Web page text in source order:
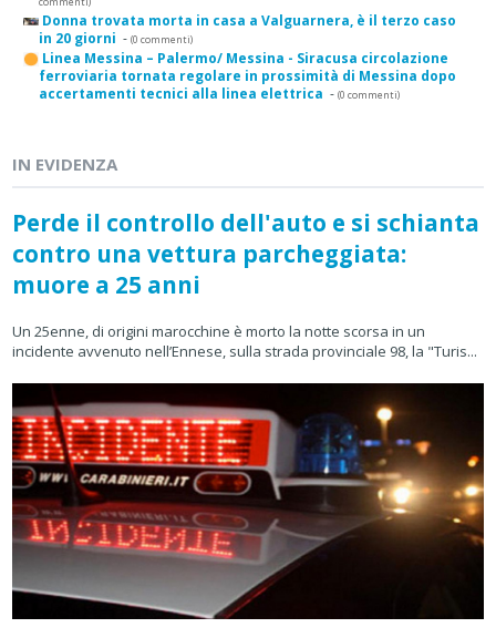
Donna trovata morta in casa a Valguarnera, è il terzo caso
in 20 giorni - (0 commenti)
Linea Messina – Palermo/ Messina - Siracusa circolazione
ferroviaria tornata regolare in prossimità di Messina dopo
accertamenti tecnici alla linea elettrica - (0 commenti)
IN EVIDENZA
Perde il controllo dell'auto e si schianta
contro una vettura parcheggiata:
muore a 25 anni
Un 25enne, di origini marocchine è morto la notte scorsa in un
incidente avvenuto nell’Ennese, sulla strada provinciale 98, la "Turis...